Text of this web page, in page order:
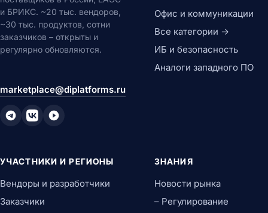
и БРИКС. ~20 тыс. вендоров,
~30 тыс. продуктов, сотни
заказчиков – открыты и
регулярно обновляются.
marketplace@diplatforms.ru
Офис и коммуникации
Все категории →
ИБ и безопасность
Аналоги западного ПО
УЧАСТНИКИ И РЕГИОНЫ
Вендоры и разработчики
Заказчики
ЗНАНИЯ
Новости рынка
– Регулирование